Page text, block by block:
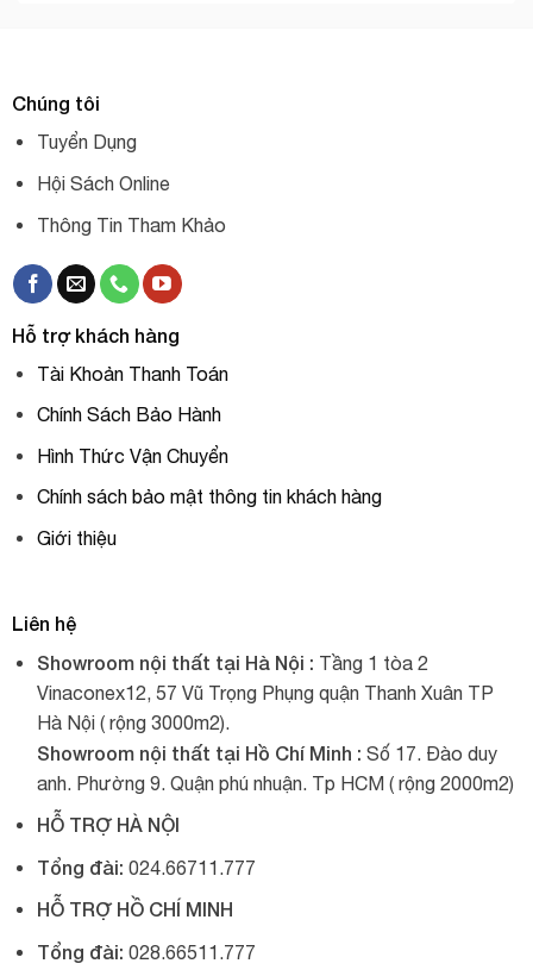
Chúng tôi
Tuyển Dụng
Hội Sách Online
Thông Tin Tham Khảo
Hỗ trợ khách hàng
Tài Khoản Thanh Toán
Chính Sách Bảo Hành
Hình Thức Vận Chuyển
Chính sách bảo mật thông tin khách hàng
Giới thiệu
Liên hệ
Showroom nội thất tại Hà Nội : Tầng 1 tòa 2
Vinaconex12, 57 Vũ Trọng Phụng quận Thanh Xuân TP
Hà Nội ( rộng 3000m2).
Showroom nội thất tại Hồ Chí Minh : Số 17. Đào duy
anh. Phường 9. Quận phú nhuận. Tp HCM ( rộng 2000m2)
HỖ TRỢ HÀ NỘI
Tổng đài: 024.66711.777
HỖ TRỢ HỒ CHÍ MINH
Tổng đài: 028.66511.777